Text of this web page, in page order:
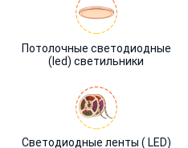
Потолочные светодиодные
(led) светильники
Светодиодные ленты ( LED)